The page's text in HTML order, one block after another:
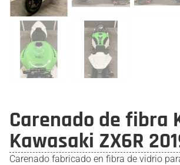
Carenado de fibra
Kawasaki ZX6R
Carenado fabricado en fibra de vidrio